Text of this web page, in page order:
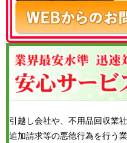
引越し会社や、不用品回収業
追加請求等の悪徳行為を行う